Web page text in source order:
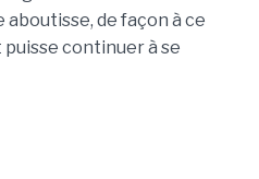
aboutisse, de façon à ce
continuer à se